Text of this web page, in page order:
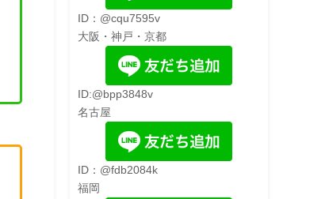
ID：@cqu7595v
大阪・神戸・京都
ID:@bpp3848v
名古屋
ID：@fdb2084k
福岡